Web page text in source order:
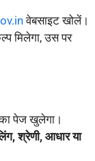
वेबसाइट खोलें।
मिलेगा, उस पर
पेज खुलेगा।
श्रेणी, आधार या